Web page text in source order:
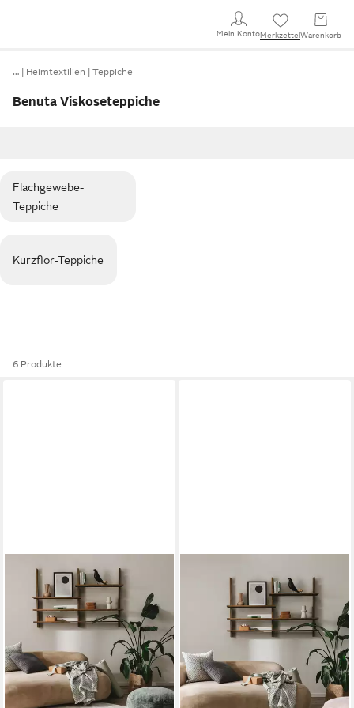
Mein KontoMerkzettel Warenkorb
… Heimtextilien Teppiche
Benuta Viskoseteppiche
Flachgewebe-
Teppiche
Kurzflor-Teppiche
6 Produkte